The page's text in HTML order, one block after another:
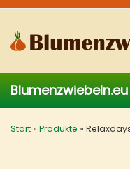
Skip
main
content
Blumenzwiebeln.eu
Start» Produkte »